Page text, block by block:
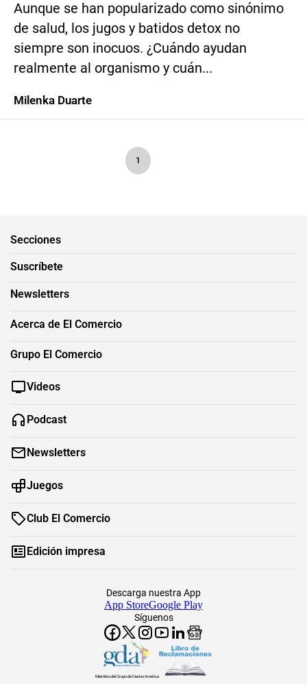
Aunque se han popularizado como sinónimo
de salud, los jugos y batidos detox no
siempre son inocuos. ¿Cuándo ayudan
realmente al organismo y cuán...
Milenka Duarte
1
Secciones
Suscríbete
Newsletters
Acerca de El Comercio
Grupo El Comercio
Videos
Podcast
Newsletters
Juegos
Club El Comercio
Edición impresa
Síguenos
Descarga nuestra App
App StoreGoogle Play
Miembro del Grupo de Diarios América